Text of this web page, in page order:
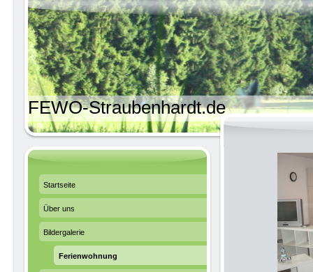
FEWO-Straubenhardt.de
Startseite
Über uns
Bildergalerie
Ferienwohnung